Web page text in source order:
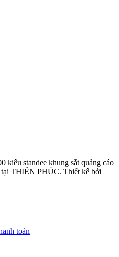
kiểu standee khung sắt quảng cáo
tại THIÊN PHÚC. Thiết kế bởi
toán